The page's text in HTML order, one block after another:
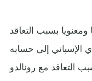
بسبب التعاقد
الإسباني إلى حسابه